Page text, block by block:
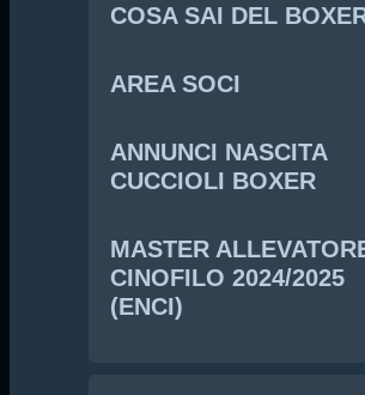
COSA SAI DEL
AREA SOCI
ANNUNCI NASCITA
CUCCIOLI BOXER
MASTER
CINOFILO 2024/2025
(ENCI)